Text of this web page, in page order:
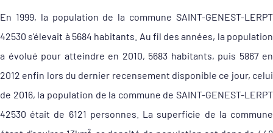
En 1999, la population de la commune SAINT-GENEST-LERPT
42530 s'élevait à 5684 habitants. Au fil des années, la population
a évolué pour atteindre en 2010, 5683 habitants, puis 5867 en
2012 enfin lors du dernier recensement disponible ce jour, celui
de 2016, la population de la commune de SAINT-GENEST-LERPT
42530 était de 6121 personnes. La superficie de la commune